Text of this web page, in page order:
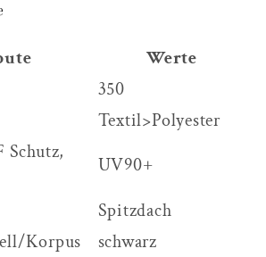
Werte
350
Textil>Polyester
Schutz,
UV90+
Spitzdach
Korpus
schwarz